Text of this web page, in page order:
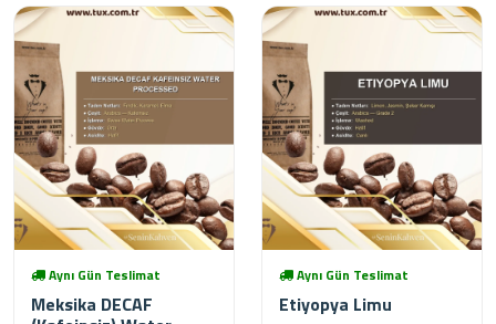
Aynı Gün Teslimat
Meksika DECAF
Aynı Gün Teslimat
Etiyopya Limu